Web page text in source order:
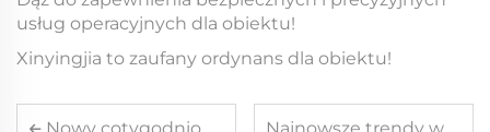
usług operacyjnych dla obiektu!
Xinyingjia to zaufany ordynans dla obiektu!